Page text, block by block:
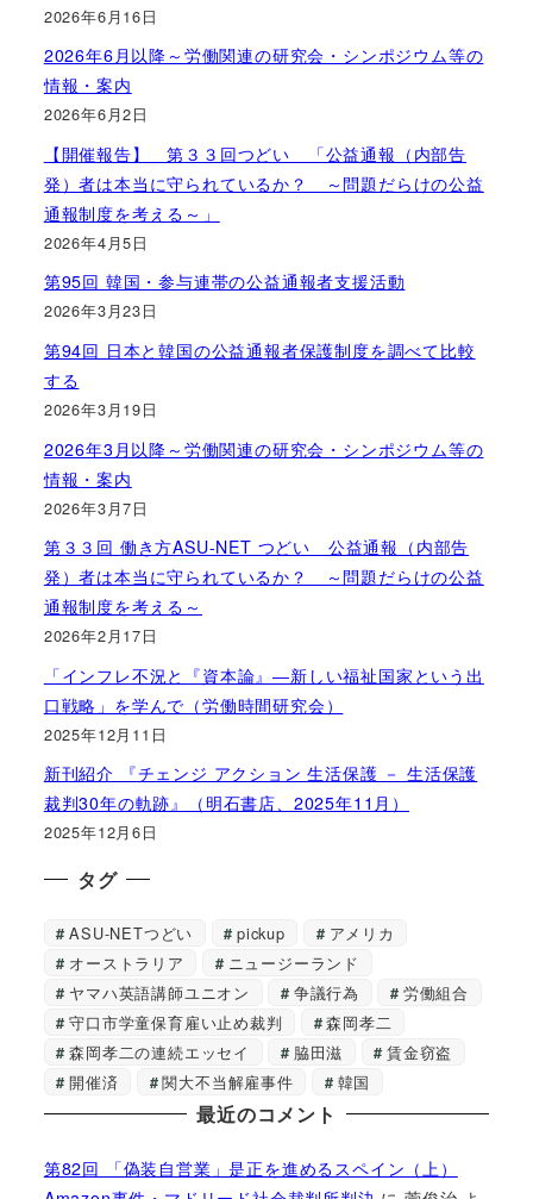
2026年6月16日
2026年6月以降～労働関連の研究会・シンポジウム等の
情報・案内
2026年6月2日
【開催報告】 第３３回つどい 「公益通報（内部告
発）者は本当に守られているか？ ～問題だらけの公益
通報制度を考える～」
2026年4月5日
第95回 韓国・参与連帯の公益通報者支援活動
2026年3月23日
第94回 日本と韓国の公益通報者保護制度を調べて比較
する
2026年3月19日
2026年3月以降～労働関連の研究会・シンポジウム等の
情報・案内
2026年3月7日
第３３回 働き方ASU-NET つどい 公益通報（内部告
発）者は本当に守られているか？ ～問題だらけの公益
通報制度を考える～
2026年2月17日
「インフレ不況と『資本論』―新しい福祉国家という出
口戦略」を学んで（労働時間研究会）
2025年12月11日
新刊紹介 『チェンジ アクション 生活保護 － 生活保護
裁判30年の軌跡』（明石書店、2025年11月）
2025年12月6日
タグ
ASU-NETつどい pickup
アメリカ
オーストラリア
ニュージーランド
ヤマハ英語講師ユニオン
争議行為
労働組合
守口市学童保育雇い止め裁判
森岡孝二
森岡孝二の連続エッセイ
脇田滋
賃金窃盗
開催済
関大不当解雇事件 韓国
最近のコメント
第82回 「偽装自営業」是正を進めるスペイン（上）